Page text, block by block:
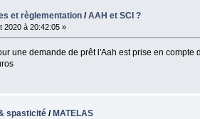
et règlementation /AAH et SCI ?
2020 à 20:42:05 »
une demande de prêt l'Aah est prise en
spasticité /MATELAS